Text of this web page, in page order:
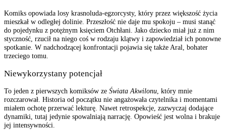
Komiks opowiada losy krasnoluda-egzorcysty, który przez większość życia
mieszkał w odległej dolinie. Przeszłość nie daje mu spokoju – musi stanąć
do pojedynku z potężnym księciem Otchłani. Jako dziecko miał już z nim
styczność, rzucił na niego coś w rodzaju klątwy i zapowiedział ich ponowne
spotkanie. W nadchodzącej konfrontacji pojawia się także Aral, bohater
trzeciego tomu.
Niewykorzystany potencjał
To jeden z pierwszych komiksów ze Świata Akwilonu, który mnie
rozczarował. Historia od początku nie angażowała czytelnika i momentami
miałem ochotę przerwać lekturę. Nawet retrospekcje, zazwyczaj dodające
dynamiki, tutaj jedynie spowalniają narrację. Opowieść jest wolna i brakuje
jej intensywności.